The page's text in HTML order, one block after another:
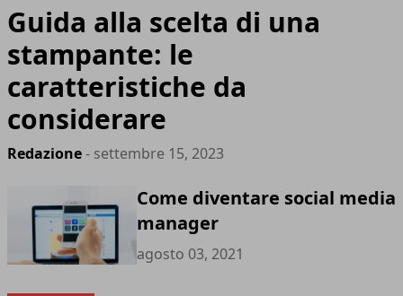
Guida alla scelta di una
stampante: le
caratteristiche da
considerare
Redazione- settembre 15, 2023
Come diventare social media
manager
agosto 03, 2021